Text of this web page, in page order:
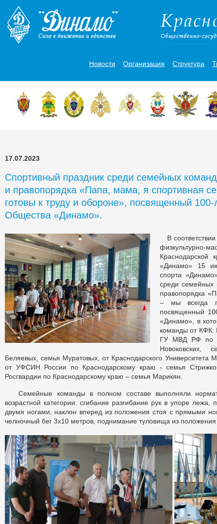
Новости Организация Структура
17.07.2023
Спортивный праздник среди семейных
и правопорядка «Папа, мама, я спортивная
готовы к труду и обороне», посвященный
Общества «Динамо».
В
физкультурно-
Краснодарской
«Динамо» 15
спорта
среди семейных
правопорядка
– мы всегда
посвященный
«Динамо», в
команды от
ГУ МВД РФ по
Новоковских,
Беляевых, семья Муратовых, от Краснодарского
от УФСИН России по Краснодарскому краю - семья
Росгвардии по Краснодарскому краю – семья Марикян.
Семейные команды в полном составе выполняли
возрастной категории: сгибание разгибание рук в упоре
двумя ногами, наклон вперед из положения стоя с прямыми
челночный бег 3х10 метров, поднимание туловища из